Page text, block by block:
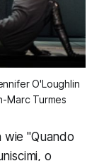
O'Loughlin
Marc Turmes
wie "Quando
o